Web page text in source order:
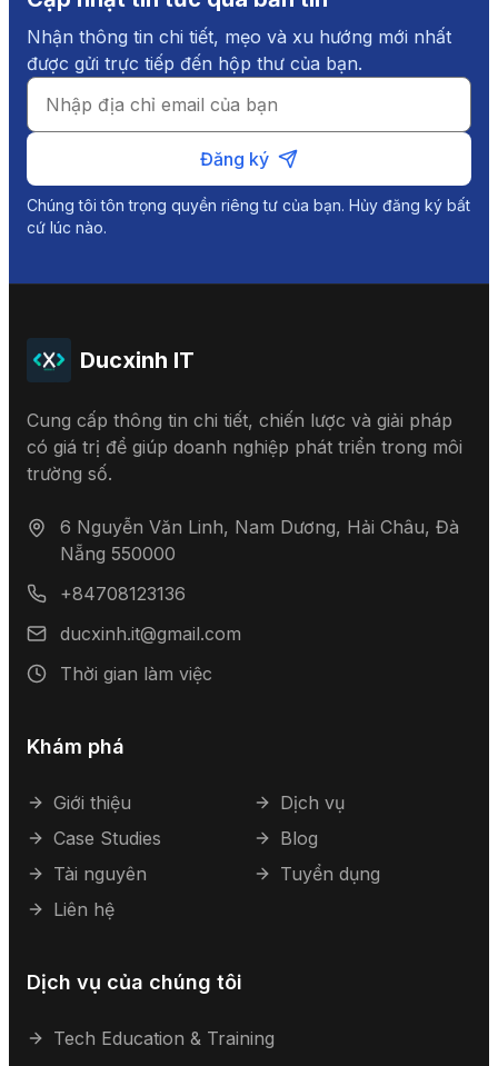
Nhận thông tin chi tiết, mẹo và xu hướng mới nhất
được gửi trực tiếp đến hộp thư của bạn.
Đăng ký
Chúng tôi tôn trọng quyền riêng tư của bạn. Hủy đăng ký bất
cứ lúc nào.
Ducxinh IT
Cung cấp thông tin chi tiết, chiến lược và giải pháp
có giá trị để giúp doanh nghiệp phát triển trong môi
trường số.
6 Nguyễn Văn Linh, Nam Dương, Hải Châu, Đà
Nẵng 550000
+84708123136
ducxinh.it@gmail.com
Thời gian làm việc
Khám phá
Giới thiệu
Dịch vụ
Case Studies
Blog
Tài nguyên
Tuyển dụng
Liên hệ
Dịch vụ của chúng tôi
Tech Education & Training